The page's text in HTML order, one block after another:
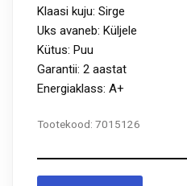
Klaasi kuju: Sirge
Uks avaneb: Küljele
Kütus: Puu
Garantii: 2 aastat
Energiaklass: A+
Tootekood: 7015126